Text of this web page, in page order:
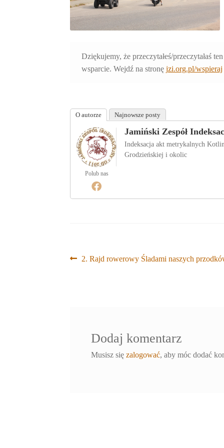
Dziękujemy, że przeczytałeś/przeczytałaś
wsparcie. Wejdź na stronę jzi.org.pl/wspieraj
O autorze Najnowsze posty
Polub nas
Jamiński Zespół
Indeksacja akt metrykalnych
Grodzieńskiej i okolic
Nawigacja
Poprzedni
2. Rajd rowerowy Śladami naszych
Dodaj komentarz
Musisz się zalogować, aby móc dodać